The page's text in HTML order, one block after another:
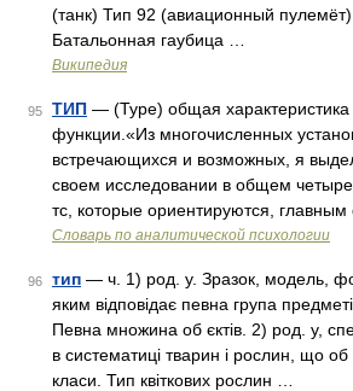
(танк) Тип 92 (авиационный
Батальонная гаубица …
Википедия
95 ТИП — (Туре) общая характеристика
функции.«Из многочисленных
встречающихся и возможных, я
своем исследовании в общем
тс, которые ориентируются,
Словарь по аналитической психологии
96 тип — ч. 1) род. у. Зразок, модель,
яким відповідає певна група
Певна множина об єктів. 2) род. у,
в систематиці тварин і рослин, що об
класи. Тип квіткових рослин …